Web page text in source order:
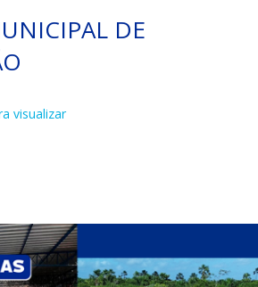
DE
visualizar